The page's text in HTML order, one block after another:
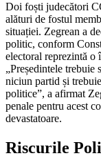
Doi foști judecători
alături de fostul
situației. Zegrean a
politic, conform
electoral reprezintă o
„Președintele
niciun partid și
politice”, a afirmat
penale pentru acest
devastatoare.
Riscurile